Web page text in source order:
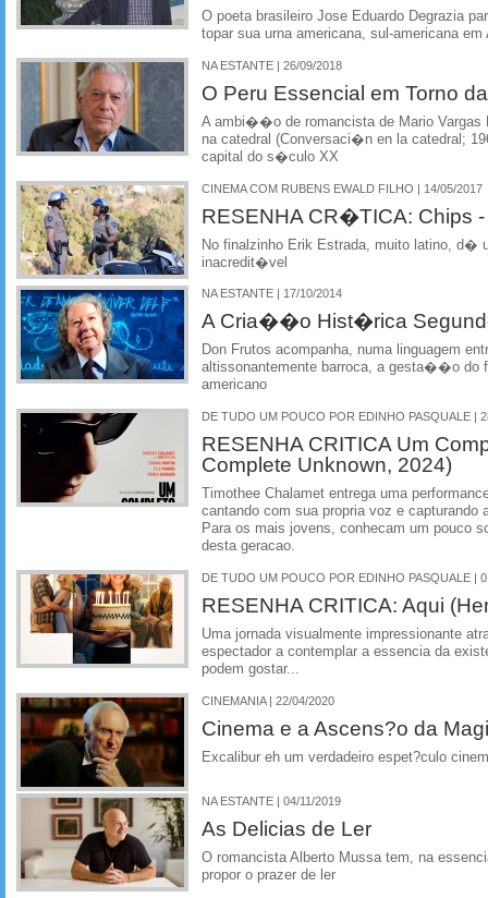
O poeta brasileiro Jose Eduardo Degrazia
topar sua urna americana, sul-americana em
NA ESTANTE | 26/09/2018
O Peru Essencial em Torno
A ambi��o de romancista de Mario
na catedral (Conversaci�n en la catedral;
capital do s�culo XX
CINEMA COM RUBENS EWALD FILHO | 14/05/2017
RESENHA CR�TICA: Chips
No finalzinho Erik Estrada, muito latino, d�
inacredit�vel
NA ESTANTE | 17/10/2014
A Cria��o Hist�rica
Don Frutos acompanha, numa linguagem
altissonantemente barroca, a gesta��o do
americano
DE TUDO UM POUCO POR EDINHO PASQUALE |
RESENHA CRITICA Um
Complete Unknown, 2024)
Timothee Chalamet entrega uma
cantando com sua propria voz e capturando
Para os mais jovens, conhecam um pouco
desta geracao.
DE TUDO UM POUCO POR EDINHO PASQUALE |
RESENHA CRITICA: Aqui
Uma jornada visualmente impressionante
espectador a contemplar a essencia da
podem gostar...
CINEMANIA | 22/04/2020
Cinema e a Ascens?o da
Excalibur eh um verdadeiro espet?culo
NA ESTANTE | 04/11/2019
As Delicias de Ler
O romancista Alberto Mussa tem, na
propor o prazer de ler